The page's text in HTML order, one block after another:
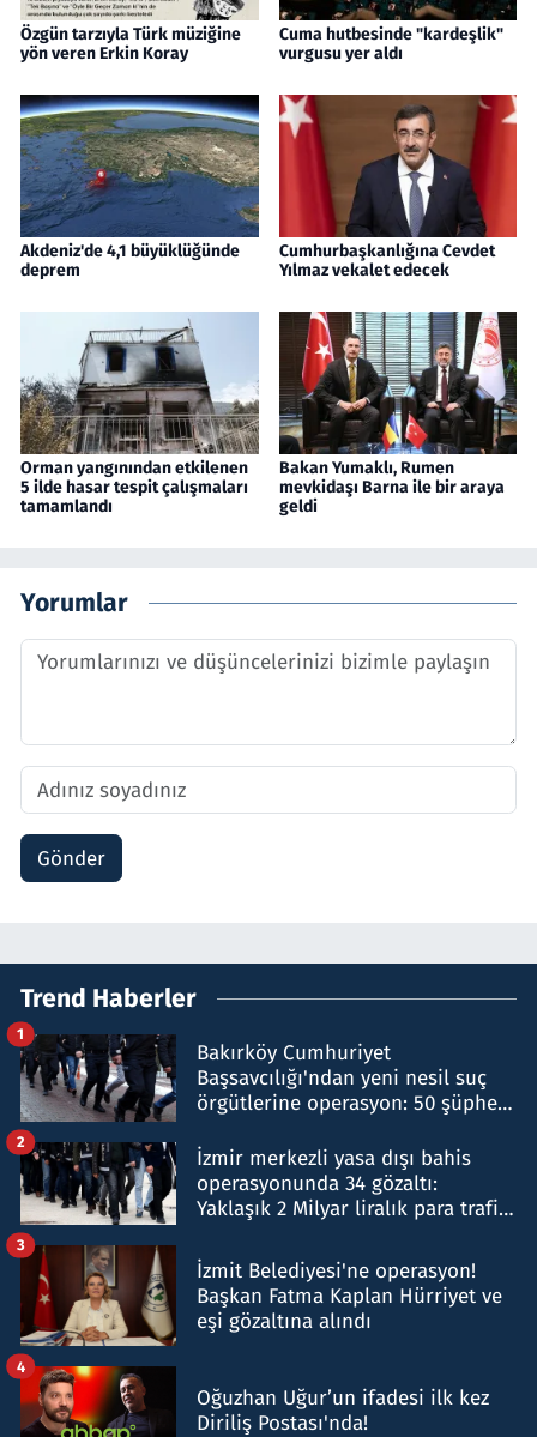
Özgün tarzıyla Türk müziğine
yön veren Erkin Koray
Cuma hutbesinde "kardeşlik"
vurgusu yer aldı
Akdeniz'de 4,1 büyüklüğünde
deprem
Cumhurbaşkanlığına Cevdet
Yılmaz vekalet edecek
Orman yangınından etkilenen
5 ilde hasar tespit çalışmaları
tamamlandı
Bakan Yumaklı, Rumen
mevkidaşı Barna ile bir araya
geldi
Yorumlar
Gönder
Trend Haberler
Bakırköy Cumhuriyet
Başsavcılığı'ndan yeni nesil suç
örgütlerine operasyon: 50 şüpheli
1
İzmir merkezli yasa dışı bahis
operasyonunda 34 gözaltı:
Yaklaşık 2 Milyar liralık para trafiği
2
İzmit Belediyesi'ne operasyon!
Başkan Fatma Kaplan Hürriyet ve
eşi gözaltına alındı
3
Oğuzhan Uğur’un ifadesi ilk kez
Diriliş Postası'nda!
4